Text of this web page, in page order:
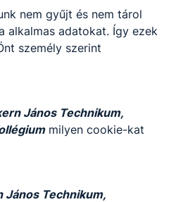
nem gyűjt és nem tárol
alkalmas adatokat. Így ezek
személy szerint
János Technikum,
milyen cookie-kat
János Technikum,